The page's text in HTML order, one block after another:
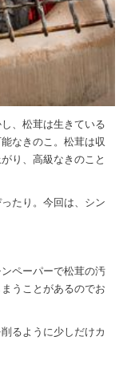
、松茸は生きている
なきのこ。松茸は収
り、高級なきのこと
たり。今回は、シン
ペーパーで松茸の汚
うことがあるのでお
るように少しだけカ